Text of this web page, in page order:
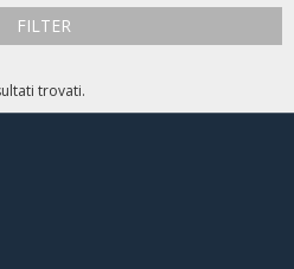
che contribuisce alla
Poblenou, El Poblenou,
del Poblenou, El Besòs e el
Sant Martí de
FILTER
trovati.